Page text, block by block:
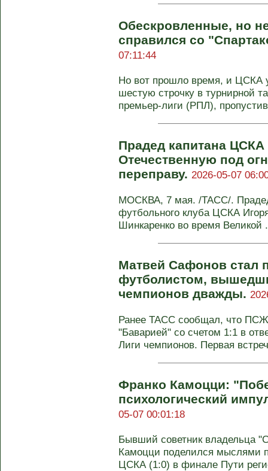
Обескровленные, но
справился со
07:11:44
Но вот прошло время, и ЦСКА
шестую строчку в турнирной
премьер-лиги (РПЛ),
Прадед капитана
Отечественную под
переправу. 2026-05-07
МОСКВА, 7 мая. /ТАСС/. Прадед
футбольного клуба ЦСКА
Шинкаренко во время Великой
Матвей Сафонов стал
футболистом,
чемпионов дважды.
Ранее ТАСС сообщал, что ПСЖ
"Баварией" со счетом 1:1 в
Лиги чемпионов. Первая
Франко Камоцци:
психологический
05-07 00:01:18
Бывший советник владельца
Камоцци поделился мыслями
ЦСКА (1:0) в финале Пути